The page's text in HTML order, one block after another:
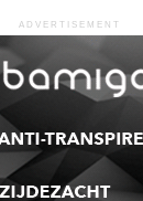
ADVERTISEMENT